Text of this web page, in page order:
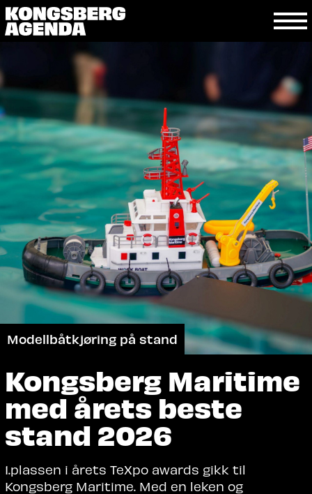
Kongsberg Maritime
med årets beste
stand 2026
1.plassen i årets TeXpo awards gikk til
Kongsberg Maritime. Med en leken og
Modellbåtkjøring på stand